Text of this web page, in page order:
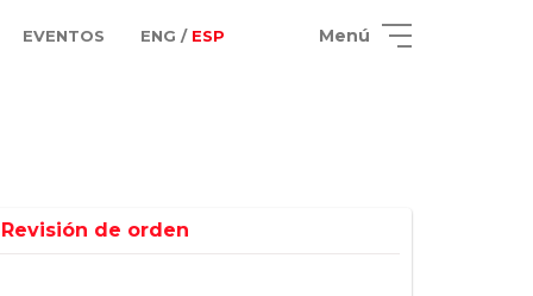
EVENTOS ENG / ESP Menú
Revisión de orden